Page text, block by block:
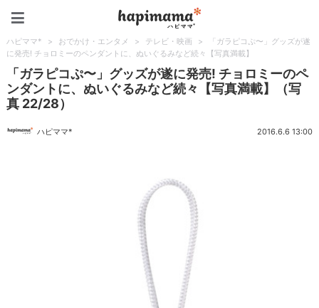
ハピママ* > おでかけ・エンタメ > テレビ・映画 >
「ガラピコぷ〜」グッズが遂
に発売! チョロミーのペンダントに、ぬいぐるみなど続々【写真満載】
「ガラピコぷ〜」グッズが遂に発売! チョロミーのペ
ンダントに、ぬいぐるみなど続々【写真満載】（写
真 22/28）
ハピママ* 2016.6.6 13:00